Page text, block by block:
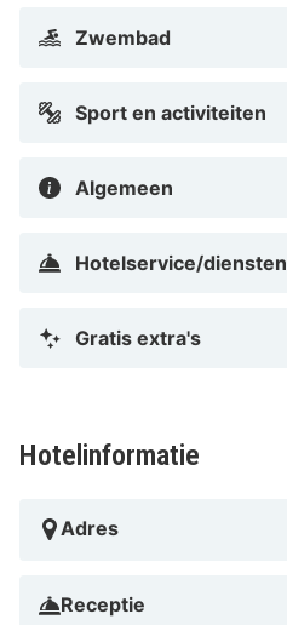
Zwembad
Sport en activiteiten
Algemeen
Hotelservice/diensten
Gratis extra's
Hotelinformatie
Adres
Receptie